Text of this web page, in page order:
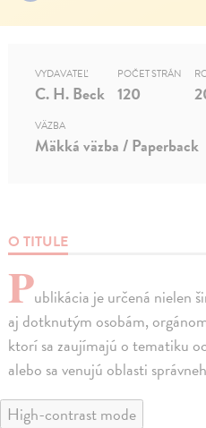
O TITULE
Publikácia je určená nielen
aj dotknutým osobám,
ktorí sa zaujímajú o tematiku
alebo sa venujú oblasti
VYDAVATEĽ
C. H. Beck
POČET STRÁN
120
VÄZBA
Mäkká väzba / Paperback
High-contrast mode